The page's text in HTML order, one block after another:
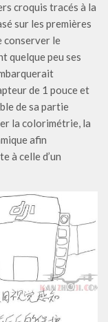
croquis tracés à la
sur les premières
conserver le
quelque peu ses
de 1 pouce et
de sa partie
la colorimétrie, la
afin
à celle d’un